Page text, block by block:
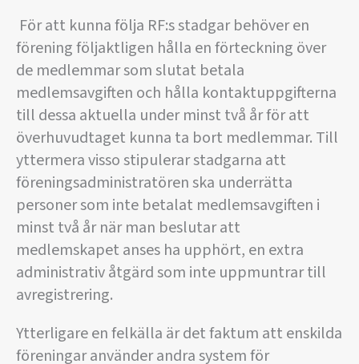
För att kunna följa RF:s stadgar behöver en
förening följaktligen hålla en förteckning över
de medlemmar som slutat betala
medlemsavgiften och hålla kontaktuppgifterna
till dessa aktuella under minst två år för att
överhuvudtaget kunna ta bort medlemmar. Till
yttermera visso stipulerar stadgarna att
föreningsadministratören ska underrätta
personer som inte betalat medlemsavgiften i
minst två år när man beslutar att
medlemskapet anses ha upphört, en extra
administrativ åtgärd som inte uppmuntrar till
avregistrering.
Ytterligare en felkälla är det faktum att enskilda
föreningar använder andra system för